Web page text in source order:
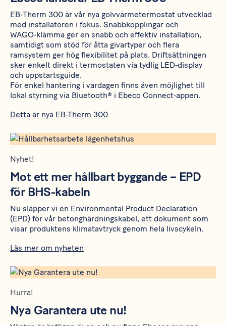
EB‑Therm 300 är vår nya golvvärmetermostat utvecklad
med installatören i fokus. Snabbkopplingar och
WAGO‑klämma ger en snabb och effektiv installation,
samtidigt som stöd för åtta givartyper och flera
ramsystem ger hög flexibilitet på plats. Driftsättningen
sker enkelt direkt i termostaten via tydlig LED‑display
och uppstartsguide.
För enkel hantering i vardagen finns även möjlighet till
lokal styrning via Bluetooth® i Ebeco Connect‑appen.
Detta är nya EB-Therm 300
Nyhet!
Mot ett mer hållbart byggande – EPD
för BHS-kabeln
Nu släpper vi en Environmental Product Declaration
(EPD) för vår betonghärdningskabel, ett dokument som
visar produktens klimatavtryck genom hela livscykeln.
Läs mer om nyheten
Hurra!
Nya Garantera ute nu!